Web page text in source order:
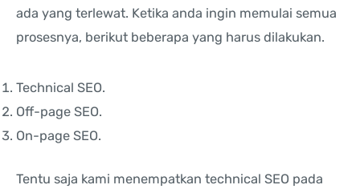
ada yang terlewat. Ketika anda ingin memulai semua
prosesnya, berikut beberapa yang harus dilakukan.
Technical SEO.
Off-page SEO.
On-page SEO.
Tentu saja kami menempatkan technical SEO pada